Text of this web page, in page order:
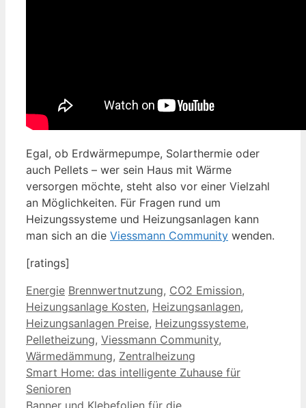
Egal, ob Erdwärmepumpe, Solarthermie oder
auch Pellets – wer sein Haus mit Wärme
versorgen möchte, steht also vor einer Vielzahl
an Möglichkeiten. Für Fragen rund um
Heizungssysteme und Heizungsanlagen kann
man sich an die Viessmann Community wenden.
[ratings]
Kategorien
Energie Schlagwörter
Brennwertnutzung, CO2 Emission,
Heizungsanlage Kosten, Heizungsanlagen,
Heizungsanlagen Preise, Heizungssysteme,
Pelletheizung, Viessmann Community,
Wärmedämmung, Zentralheizung
Smart Home: das intelligente Zuhause für
Senioren
Banner und Klebefolien für die